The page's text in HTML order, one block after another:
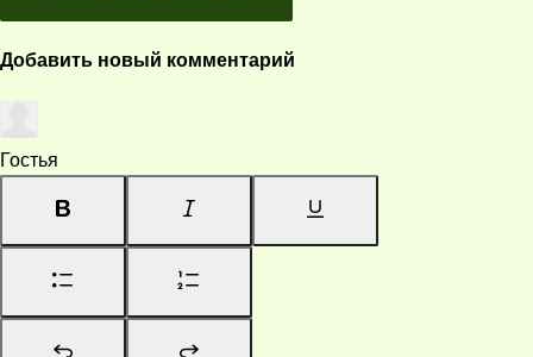
Добавить новый комментарий
Гостья